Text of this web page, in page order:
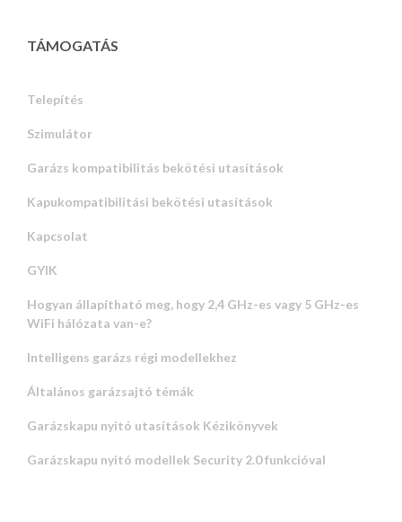
TÁMOGATÁS
Telepítés
Szimulátor
Garázs kompatibilitás bekötési utasítások
Kapukompatibilitási bekötési utasítások
Kapcsolat
GYIK
Hogyan állapítható meg, hogy 2,4 GHz-es vagy 5 GHz-es
WiFi hálózata van-e?
Intelligens garázs régi modellekhez
Általános garázsajtó témák
Garázskapu nyitó utasítások Kézikönyvek
Garázskapu nyitó modellek Security 2.0 funkcióval